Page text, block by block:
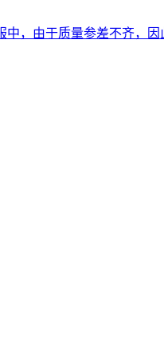
，由于质量参差不齐，